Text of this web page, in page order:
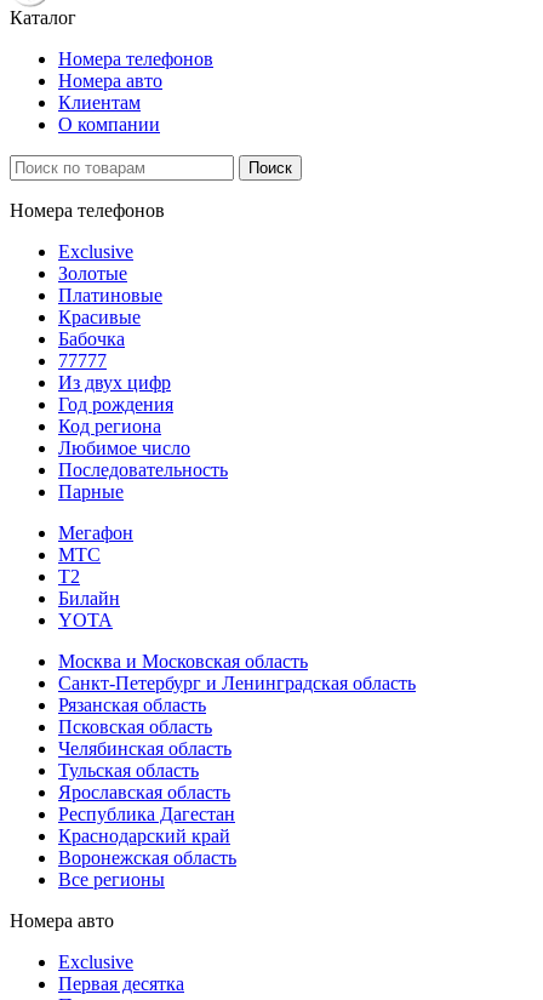
Каталог
Номера телефонов
Номера авто
Клиентам
О компании
Поиск
Номера телефонов
Exclusive
Золотые
Платиновые
Красивые
Бабочка
77777
Из двух цифр
Год рождения
Код региона
Любимое число
Последовательность
Парные
Мегафон
МТС
Т2
Билайн
YOTA
Москва и Московская область
Санкт-Петербург и Ленинградская область
Рязанская область
Псковская область
Челябинская область
Тульская область
Ярославская область
Республика Дагестан
Краснодарский край
Воронежская область
Все регионы
Номера авто
Exclusive
Первая десятка